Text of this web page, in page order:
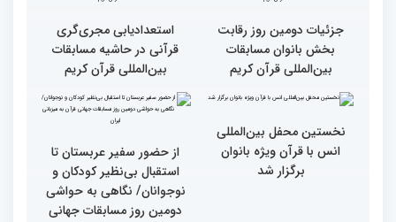
رقابت بخش برادران
چهلمین دوره مسابقات
بین‌المللی قرآن کریم(بخش
سوم)
فعالیت های کمیته پشتیبانی
چهلمین دوره مسابقات بین
المللی قران کریم
جزئیات دومین روز رقابت
بخش بانوان مسابقات
استعدادیابی مجری‌گری
قرآنی در حاشیه مسابقات
بین‌المللی قرآن کریم